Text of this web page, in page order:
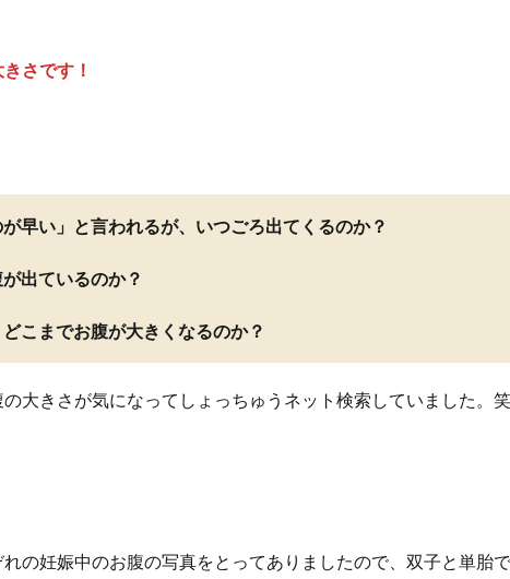
さです！
早い」と言われるが、いつごろ出てくるのか？
出ているのか？
こまでお腹が大きくなるのか？
大きさが気になってしょっちゅうネット検索していました。笑
の妊娠中のお腹の写真をとってありましたので、双子と単胎